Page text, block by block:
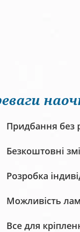
Придбання без
Безкоштовні
Розробка
Можливість
Все для